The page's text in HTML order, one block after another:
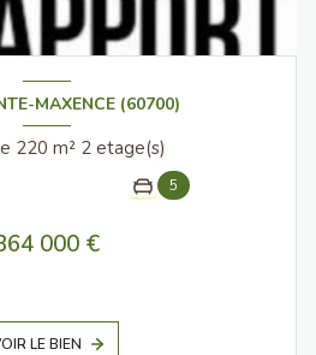
MAXENCE (60700)
Immeuble 220 m² 2 etage(s)
5
000 €
LE BIEN